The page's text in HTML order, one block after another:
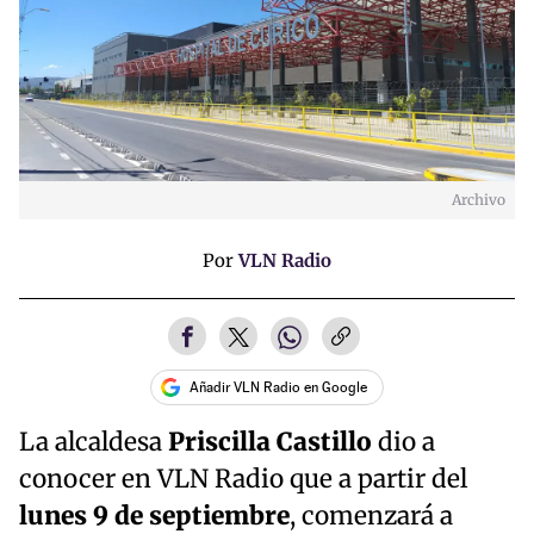
Archivo
PorVLN Radio
Añadir VLN Radio en Google
La alcaldesaPriscilla Castillo dio a
conocer en VLN Radio que a partir del
lunes 9 de septiembre, comenzará a